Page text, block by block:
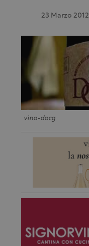
23 Marzo 2012
vino-docg